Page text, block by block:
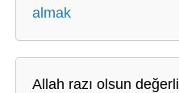
almak
Allah razı olsun değerli